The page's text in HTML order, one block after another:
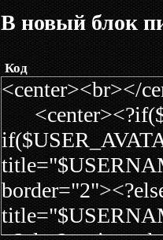
В новый блок
Код
<center><br></